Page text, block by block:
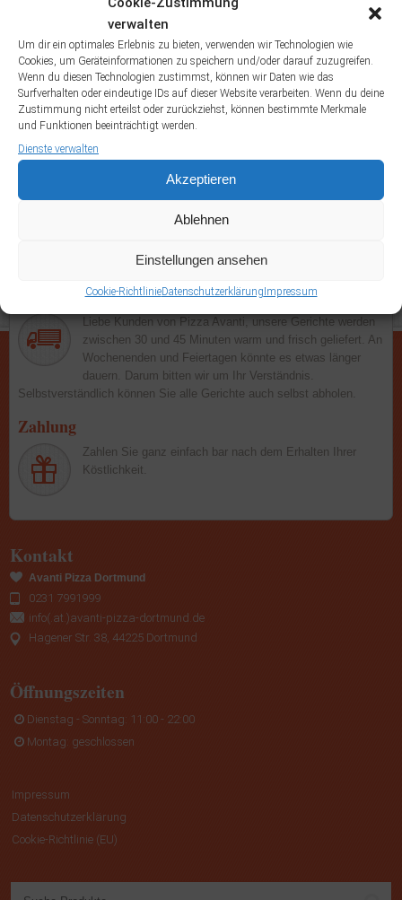
verwalten
Um dir ein optimales Erlebnis zu bieten, verwenden wir Technologien wie
Cookies, um Geräteinformationen zu speichern und/oder darauf zuzugreifen.
Wenn du diesen Technologien zustimmst, können wir Daten wie das
Surfverhalten oder eindeutige IDs auf dieser Website verarbeiten. Wenn du deine
Zustimmung nicht erteilst oder zurückziehst, können bestimmte Merkmale
und Funktionen beeinträchtigt werden.
Dienste verwalten
Akzeptieren
Ablehnen
Einstellungen ansehen
Cookie-RichtlinieDatenschutzerklärungImpressum
Dürüm Salat Dürümtasche Eistee
MareGefüllte Pizzabrötchen Gegrilltes
Lachsfilet Gorgonzola Hawaii Schnitzel Knoblauchbrot Lahmacun
Muscheln alla Marinare Muscheln alla Panna Muscheln alla Pomodori
Muscheln al Verde Napoli Pom Döner Pommes Frites Portion
Portion Kräutercreme mit Brötchen
Salattasche Sprite Sucuktasche Uludag
Lieferung
Liebe Kunden von Pizza Avanti, unsere Gerichte werden
zwischen 30 und 45 Minuten warm und frisch geliefert. An
Wochenenden und Feiertagen könnte es etwas länger
dauern. Darum bitten wir um Ihr Verständnis.
Selbstverständlich können Sie alle Gerichte auch selbst abholen.
Zahlung
Zahlen Sie ganz einfach bar nach dem Erhalten Ihrer
Köstlichkeit.
Kontakt
Avanti Pizza Dortmund
0231 7991999
info(.at.)avanti-pizza-dortmund.de
Hagener Str. 38, 44225 Dortmund
Öffnungszeiten
Dienstag - Sonntag: 11:00 - 22:00
Montag: geschlossen
Impressum
Datenschutzerklärung
Cookie-Richtlinie (EU)